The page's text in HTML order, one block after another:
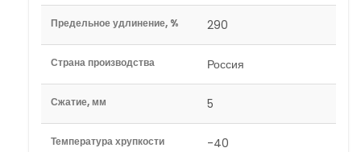
Предельное удлинение, % 290
Страна производства Россия
Сжатие, мм 5
Температура хрупкости -40